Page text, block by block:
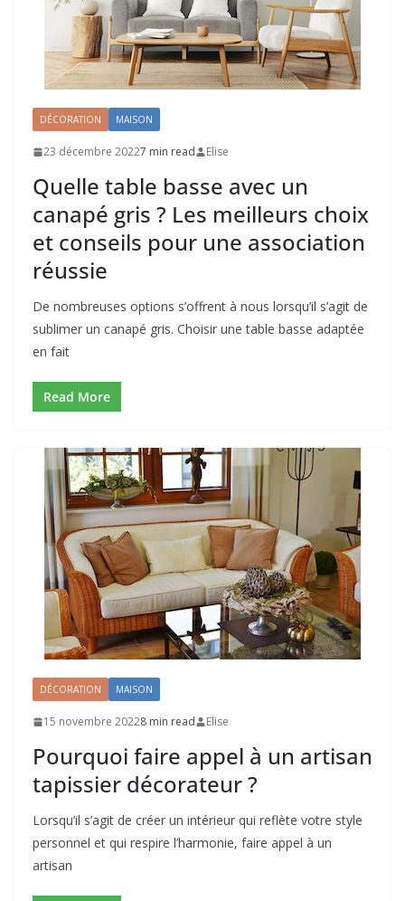
DÉCORATION MAISON
23 décembre 20227 min read Elise
Quelle table basse avec un
canapé gris ? Les meilleurs choix
et conseils pour une association
réussie
De nombreuses options s’offrent à nous lorsqu’il s’agit de
sublimer un canapé gris. Choisir une table basse adaptée
en fait
Read More
DÉCORATION MAISON
15 novembre 20228 min read Elise
Pourquoi faire appel à un artisan
tapissier décorateur ?
Lorsqu’il s’agit de créer un intérieur qui reflète votre style
personnel et qui respire l’harmonie, faire appel à un
artisan